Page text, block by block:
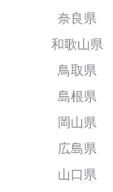
奈良県
和歌山県
鳥取県
島根県
岡山県
広島県
山口県